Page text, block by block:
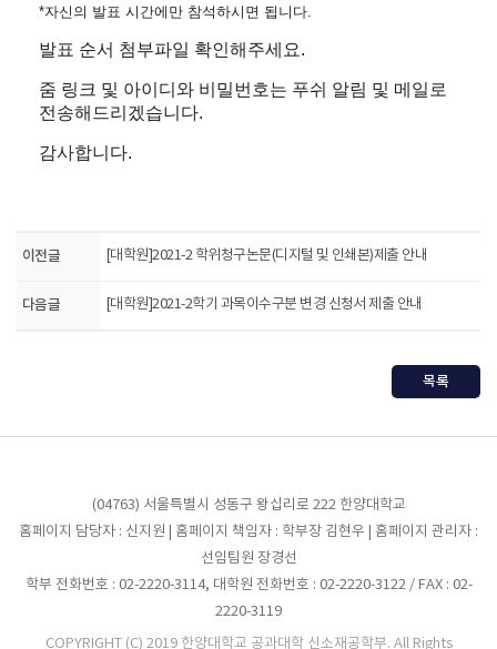
*자신의 발표 시간에만 참석하시면 됩니다.
발표 순서 첨부파일 확인해주세요.
줌 링크 및 아이디와 비밀번호는 푸쉬 알림 및 메일로
전송해드리겠습니다.
감사합니다.
이전글 [대학원]2021-2 학위청구논문(디지털 및 인쇄본)제출 안내
다음글 [대학원]2021-2학기 과목이수구분 변경 신청서 제출 안내
목록
(04763) 서울특별시 성동구 왕십리로 222 한양대학교
홈페이지 담당자 : 신지원 | 홈페이지 책임자 : 학부장 김현우 | 홈페이지 관리자 :
선임팀원 장경선
학부 전화번호 : 02-2220-3114, 대학원 전화번호 : 02-2220-3122 / FAX : 02-
2220-3119
COPYRIGHT (C) 2019 한양대학교 공과대학 신소재공학부. All Rights